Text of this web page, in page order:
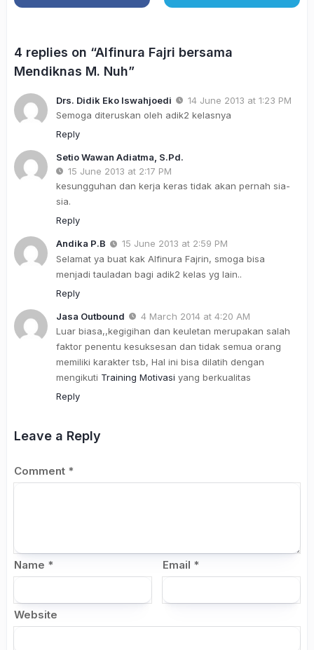
4 replies on “Alfinura Fajri bersama
Mendiknas M. Nuh”
Drs. Didik Eko Iswahjoedi
14 June 2013 at 1:23 PM
Semoga diteruskan oleh adik2 kelasnya
Reply
Setio Wawan Adiatma, S.Pd.
15 June 2013 at 2:17 PM
kesungguhan dan kerja keras tidak akan pernah sia-
sia.
Reply
Andika P.B
15 June 2013 at 2:59 PM
Selamat ya buat kak Alfinura Fajrin, smoga bisa
menjadi tauladan bagi adik2 kelas yg lain..
Reply
Jasa Outbound
4 March 2014 at 4:20 AM
Luar biasa,,kegigihan dan keuletan merupakan salah
faktor penentu kesuksesan dan tidak semua orang
memiliki karakter tsb, Hal ini bisa dilatih dengan
mengikuti Training Motivasi yang berkualitas
Reply
Leave a Reply
Comment *
Name * Email *
Website